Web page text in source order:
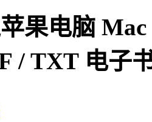
果电脑
/ TXT 电子